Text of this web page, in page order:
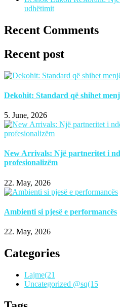
udhëtimit
Recent Comments
Recent post
Dekohit: Standard që shihet
5. June, 2026
New Arrivals: Një partneritet i
profesionalizëm
22. May, 2026
Ambienti si pjesë e performancës
22. May, 2026
Categories
Lajme(21
Uncategorized @sq(15